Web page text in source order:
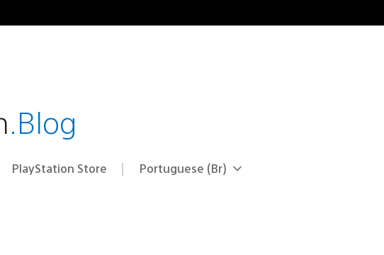
.Blog
PlayStation Store Selecione
Região
Portuguese (Br)